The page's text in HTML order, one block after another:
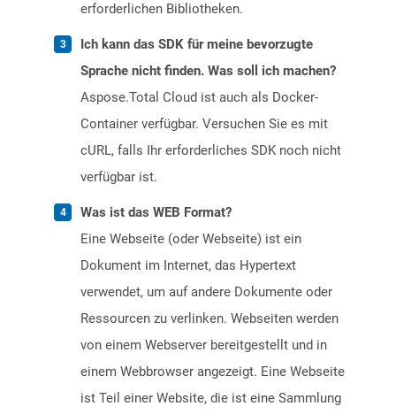
erforderlichen Bibliotheken.
Ich kann das SDK für meine bevorzugte
Sprache nicht finden. Was soll ich machen?
Aspose.Total Cloud ist auch als Docker-
Container verfügbar. Versuchen Sie es mit
cURL, falls Ihr erforderliches SDK noch nicht
verfügbar ist.
Was ist das WEB Format?
Eine Webseite (oder Webseite) ist ein
Dokument im Internet, das Hypertext
verwendet, um auf andere Dokumente oder
Ressourcen zu verlinken. Webseiten werden
von einem Webserver bereitgestellt und in
einem Webbrowser angezeigt. Eine Webseite
ist Teil einer Website, die ist eine Sammlung